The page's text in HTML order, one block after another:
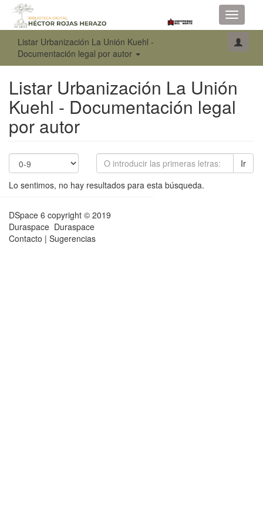
Toggle
Listar Urbanización La Unión Kuehl -
Documentación legal por autor
Listar Urbanización La Unión
Kuehl - Documentación legal
por autor
Ir
Lo sentimos, no hay resultados para esta búsqueda.
DSpace 6 copyright © 2019
Duraspace Duraspace
Contacto | Sugerencias